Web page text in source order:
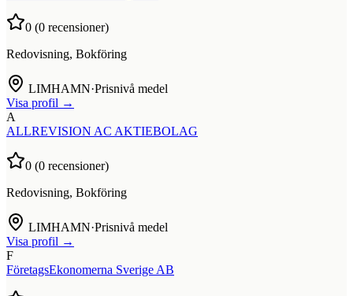
0 (0 recensioner)
Redovisning, Bokföring
LIMHAMN·Prisnivå medel
Visa profil →
A
ALLREVISION AC AKTIEBOLAG
0 (0 recensioner)
Redovisning, Bokföring
LIMHAMN·Prisnivå medel
Visa profil →
F
FöretagsEkonomerna Sverige AB